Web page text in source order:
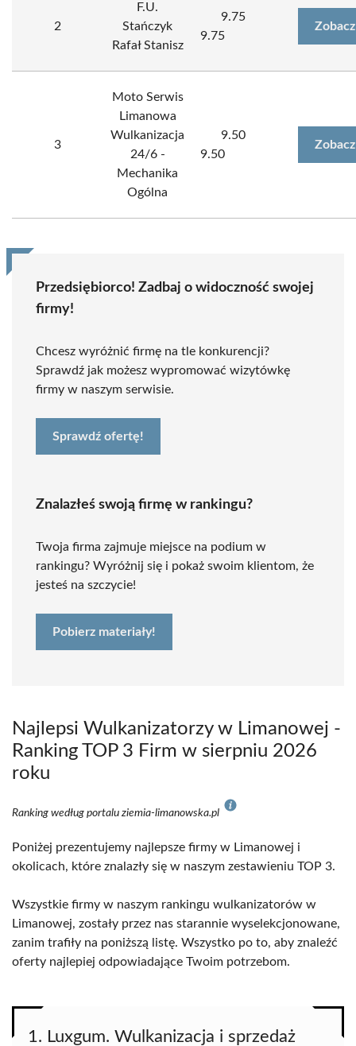
2
F.U.
Stańczyk
Rafał Stanisz
9.75
9.75
3
Moto Serwis
Limanowa
Wulkanizacja
24/6 -
Mechanika
Ogólna
9.50
9.50
Przedsiębiorco! Zadbaj o widoczność swojej
firmy!
Chcesz wyróżnić firmę na tle konkurencji?
Sprawdź jak możesz wypromować wizytówkę
firmy w naszym serwisie.
Sprawdź ofertę!
Znalazłeś swoją firmę w rankingu?
Twoja firma zajmuje miejsce na podium w
rankingu? Wyróżnij się i pokaż swoim klientom, że
jesteś na szczycie!
Pobierz materiały!
Najlepsi Wulkanizatorzy w Limanowej -
Ranking TOP 3 Firm w sierpniu 2026
roku
Ranking według portalu ziemia-limanowska.pl
Poniżej prezentujemy najlepsze firmy w Limanowej i
okolicach, które znalazły się w naszym zestawieniu TOP 3.
Wszystkie firmy w naszym rankingu wulkanizatorów w
Limanowej, zostały przez nas starannie wyselekcjonowane,
zanim trafiły na poniższą listę. Wszystko po to, aby znaleźć
oferty najlepiej odpowiadające Twoim potrzebom.
1. Luxgum. Wulkanizacja i sprzedaż